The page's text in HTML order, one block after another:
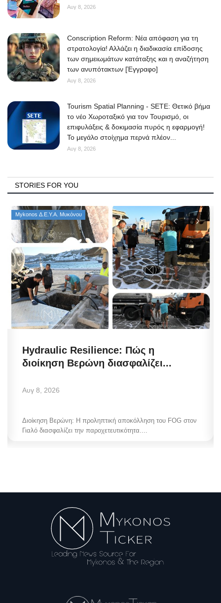
Αυγ 8, 2026
Conscription Reform: Νέα απόφαση για τη
στρατολογία! Αλλάζει η διαδικασία επίδοσης
των σημειωμάτων κατάταξης και η αναζήτηση
των ανυπότακτων [Έγγραφο]
Αυγ 8, 2026
Tourism Spatial Planning - SETE: Θετικό βήμα
το νέο Χωροταξικό για τον Τουρισμό, οι
επιφυλάξεις & δοκιμασία πυρός η εφαρμογή!
Το μεγάλο στοίχημα περνά πλέον...
Αυγ 8, 2026
STORIES FOR YOU
Mykonos Δ.Ε.Υ.Α. Μυκόνου
Hydraulic Resilience: Πώς η
διοίκηση Βερώνη διασφαλίζει...
Αυγ 8, 2026
Διοίκηση Βερώνη: Η προληπτική αποκόλληση του FOG στον
Γιαλό διασφαλίζει την παροχετευτικότητα....